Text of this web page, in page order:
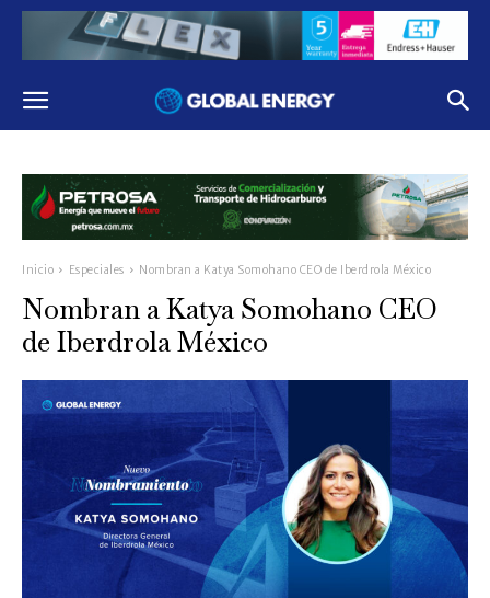
Inicio Especiales Nombran a Katya Somohano CEO de Iberdrola México
Nombran a Katya Somohano CEO
de Iberdrola México